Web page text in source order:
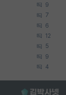
9
7
6
12
5
9
4